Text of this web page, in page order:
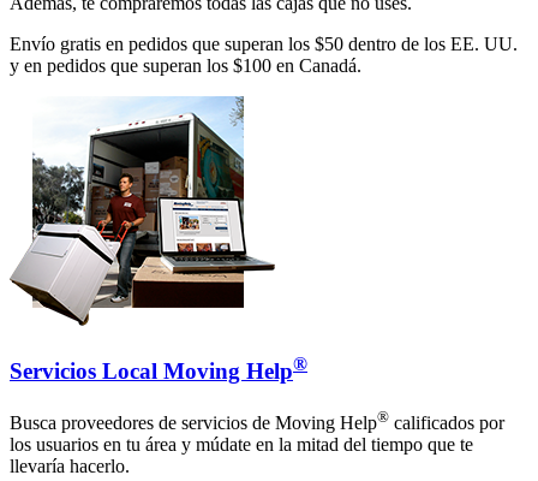
Envío gratis en pedidos que superan los $50 dentro de los EE. UU.
y en pedidos que superan los $100 en Canadá.
Servicios Local Moving Help®
Busca proveedores de servicios de Moving Help® calificados por
los usuarios en tu área y múdate en la mitad del tiempo que te
llevaría hacerlo.